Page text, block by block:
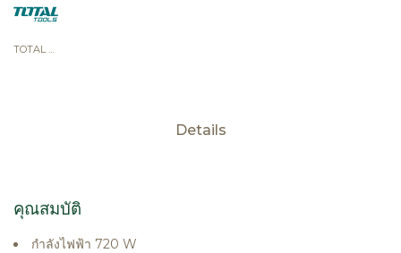
TOTAL TOOLS
Details
คุณสมบัติ
กำลังไฟฟ้า 720 W